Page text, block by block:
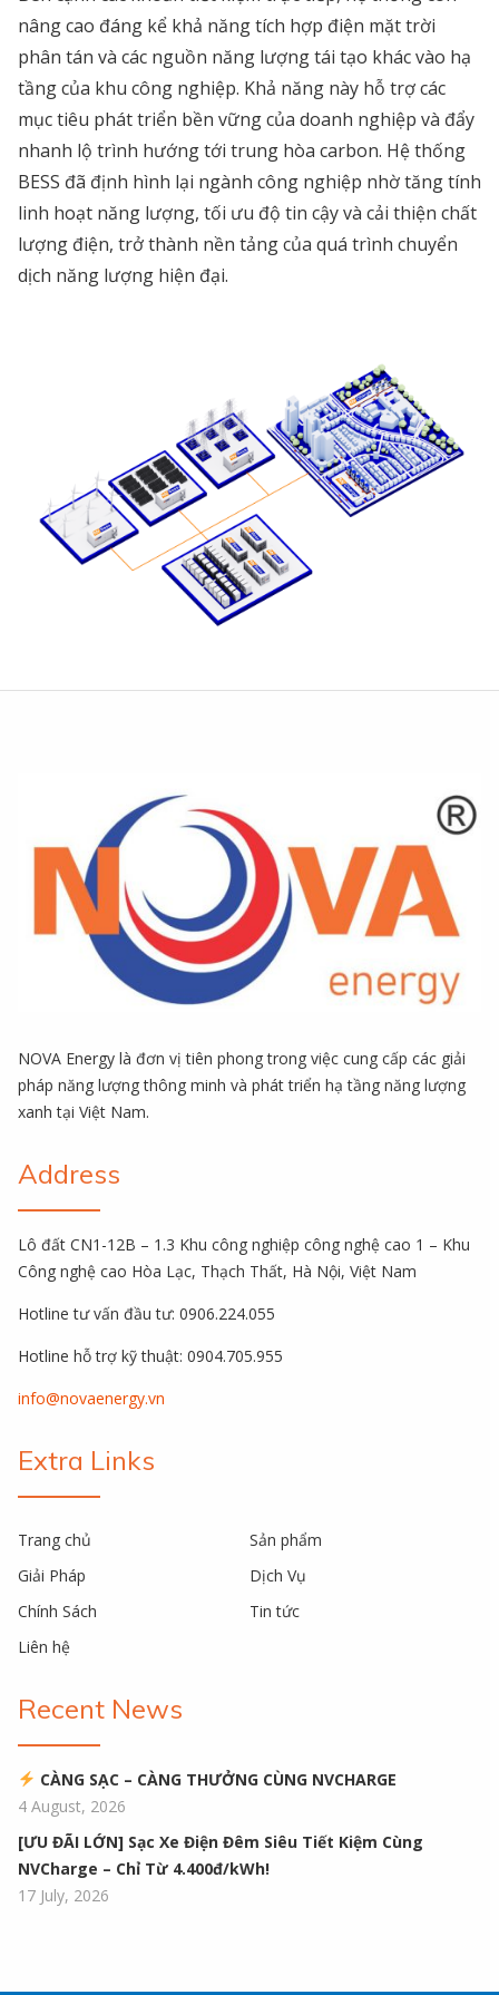
nâng cao đáng kể khả năng tích hợp điện mặt trời
phân tán và các nguồn năng lượng tái tạo khác vào hạ
tầng của khu công nghiệp. Khả năng này hỗ trợ các
mục tiêu phát triển bền vững của doanh nghiệp và đẩy
nhanh lộ trình hướng tới trung hòa carbon. Hệ thống
BESS đã định hình lại ngành công nghiệp nhờ tăng tính
linh hoạt năng lượng, tối ưu độ tin cậy và cải thiện chất
lượng điện, trở thành nền tảng của quá trình chuyển
dịch năng lượng hiện đại.
NOVA Energy là đơn vị tiên phong trong việc cung cấp các giải
pháp năng lượng thông minh và phát triển hạ tầng năng lượng
xanh tại Việt Nam.
Address
Lô đất CN1-12B – 1.3 Khu công nghiệp công nghệ cao 1 – Khu
Công nghệ cao Hòa Lạc, Thạch Thất, Hà Nội, Việt Nam
Hotline tư vấn đầu tư: 0906.224.055
Hotline hỗ trợ kỹ thuật: 0904.705.955
info@novaenergy.vn
Extra Links
Trang chủ
Sản phẩm
Giải Pháp
Dịch Vụ
Chính Sách
Tin tức
Liên hệ
Recent News
CÀNG SẠC – CÀNG THƯỞNG CÙNG NVCHARGE
4 August, 2026
[ƯU ĐÃI LỚN] Sạc Xe Điện Đêm Siêu Tiết Kiệm Cùng
NVCharge – Chỉ Từ 4.400đ/kWh!
17 July, 2026